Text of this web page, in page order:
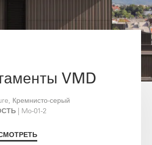
VMD
Кремнисто-серый
| Mo-01-2